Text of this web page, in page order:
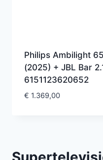
Philips Ambilight
(2025) + JBL Bar
6151123620652
€ 1.369,00